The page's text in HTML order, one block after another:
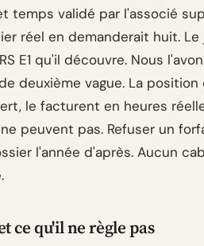
temps validé par l'associé
réel en demanderait huit.
E1 qu'il découvre. Nous
deuxième vague. La
le facturent en heures
peuvent pas. Refuser un
l'année d'après. Aucun
ce qu'il ne règle pas